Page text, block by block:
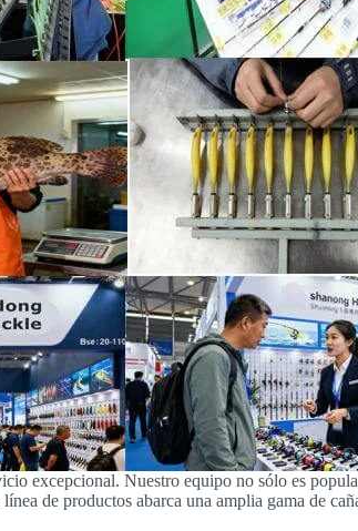
excepcional. Nuestro equipo no sólo es
de productos abarca una amplia gama de